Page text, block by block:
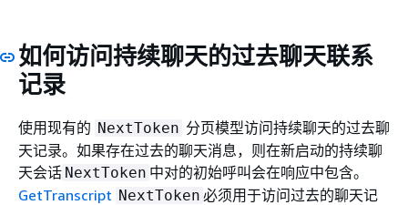
如何访问持续聊天的过去聊天联系
记录
使用现有的 NextToken 分页模型访问持续聊天的过去聊
天记录。如果存在过去的聊天消息，则在新启动的持续聊
天会话 NextToken 中对的初始呼叫会在响应中包含。
GetTranscript NextToken 必须用于访问过去的聊天记